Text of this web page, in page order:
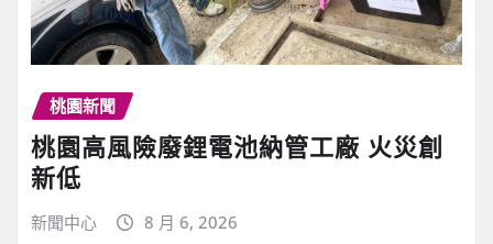
桃園新聞
桃園高風險廢鋰電池納管工廠 火災創
新低
新聞中心 8 月 6, 2026